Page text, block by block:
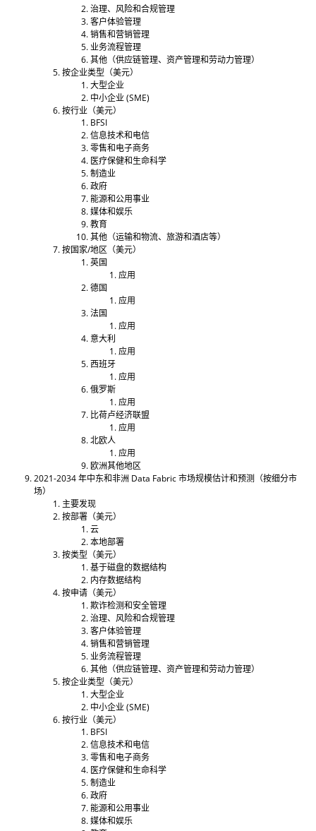
治理、风险和合规管理
客户体验管理
销售和营销管理
业务流程管理
其他（供应链管理、资产管理和劳动力管理）
按企业类型（美元）
大型企业
中小企业 (SME)
按行业（美元）
BFSI
信息技术和电信
零售和电子商务
医疗保健和生命科学
制造业
政府
能源和公用事业
媒体和娱乐
教育
其他（运输和物流、旅游和酒店等）
按国家/地区（美元）
英国
应用
德国
应用
法国
应用
意大利
应用
西班牙
应用
俄罗斯
应用
比荷卢经济联盟
应用
北欧人
应用
欧洲其他地区
2021-2034 年中东和非洲 Data Fabric 市场规模估计和预测（按细分市
场）
主要发现
按部署（美元）
云
本地部署
按类型（美元）
基于磁盘的数据结构
内存数据结构
按申请（美元）
欺诈检测和安全管理
治理、风险和合规管理
客户体验管理
销售和营销管理
业务流程管理
其他（供应链管理、资产管理和劳动力管理）
按企业类型（美元）
大型企业
中小企业 (SME)
按行业（美元）
BFSI
信息技术和电信
零售和电子商务
医疗保健和生命科学
制造业
政府
能源和公用事业
媒体和娱乐